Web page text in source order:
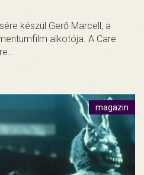
készül Gerő Marcell, a
alkotója. A Care
magazin